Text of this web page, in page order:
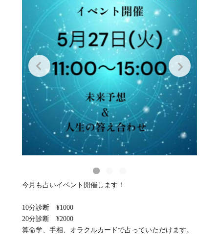
今月も占いイベント開催します！
10分診断 ¥1000
20分診断 ¥2000
算命学、手相、オラクルカードで占っていただけます。